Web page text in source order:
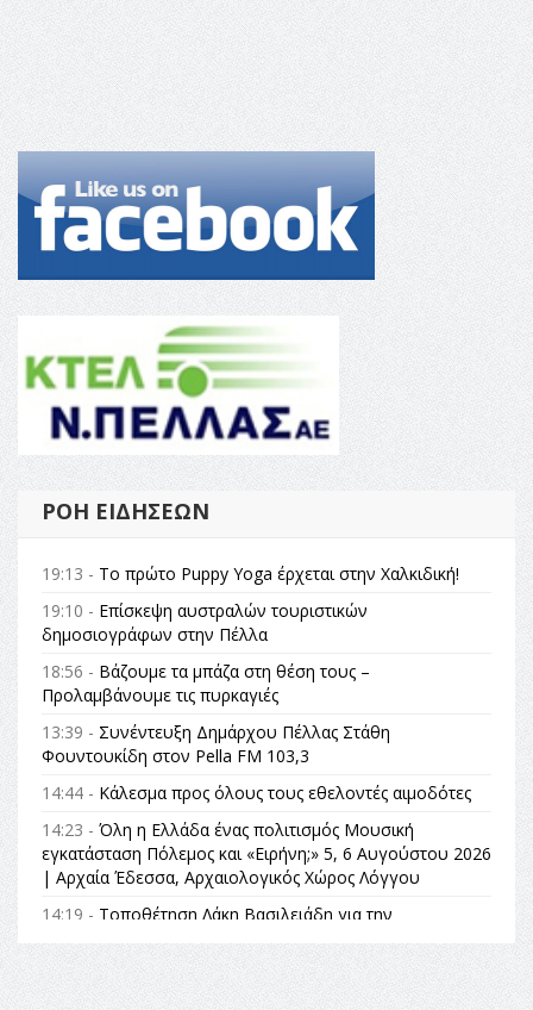
ΡΟΉ ΕΙΔΉΣΕΩΝ
19:13 - Το πρώτο Puppy Yoga έρχεται στην Χαλκιδική!
19:10 - Επίσκεψη αυστραλών τουριστικών
δημοσιογράφων στην Πέλλα
18:56 - Βάζουμε τα μπάζα στη θέση τους –
Προλαμβάνουμε τις πυρκαγιές
13:39 - Συνέντευξη Δημάρχου Πέλλας Στάθη
Φουντουκίδη στον Pella FM 103,3
14:44 - Κάλεσμα προς όλους τους εθελοντές αιμοδότες
14:23 - Όλη η Ελλάδα ένας πολιτισμός Μουσική
εγκατάσταση Πόλεμος και «Ειρήνη;» 5, 6 Αυγούστου 2026
| Αρχαία Έδεσσα, Αρχαιολογικός Χώρος Λόγγου
14:19 - Τοποθέτηση Λάκη Βασιλειάδη για την
Αναθεώρηση του Συντάγματος: «Σε τέτοιες κορυφαίες
θεσμικές διαδικασίες υπάρχει μόνο η ευθύνη απέναντι
στις επόμενες γενιές»